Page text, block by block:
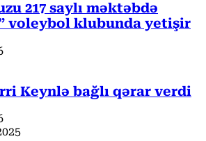
217 saylı məktəbdə
voleybol klubunda yetişir
Keynlə bağlı qərar verdi